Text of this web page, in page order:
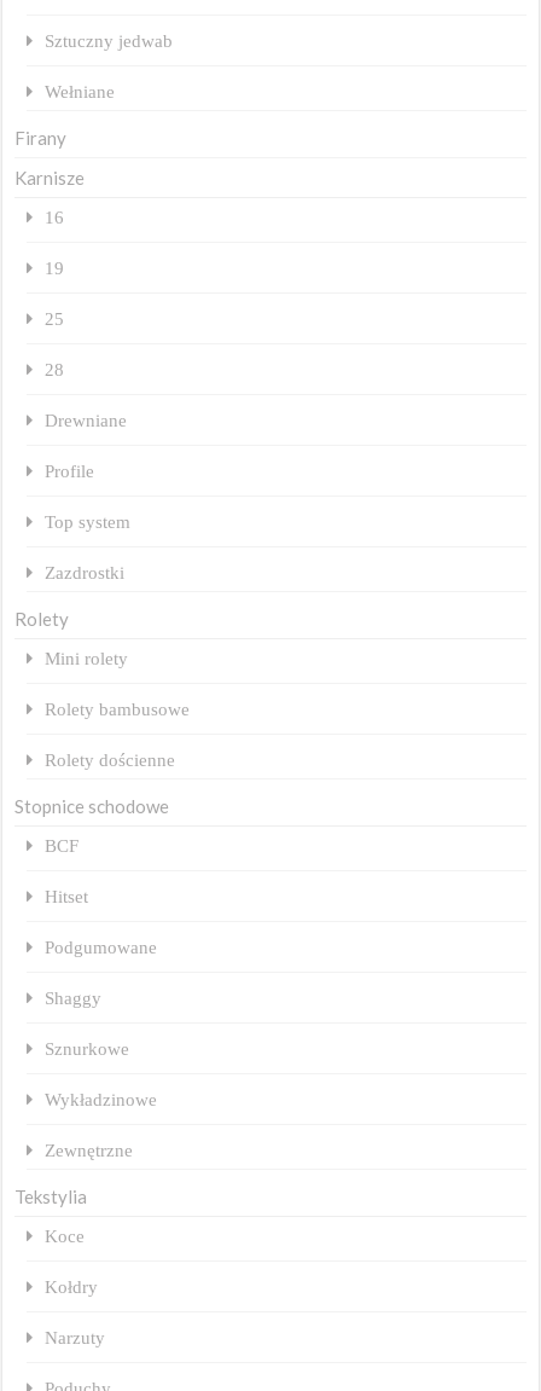
Sztuczny jedwab
Wełniane
Firany
Karnisze
16
19
25
28
Drewniane
Profile
Top system
Zazdrostki
Rolety
Mini rolety
Rolety bambusowe
Rolety dościenne
Stopnice schodowe
BCF
Hitset
Podgumowane
Shaggy
Sznurkowe
Wykładzinowe
Zewnętrzne
Tekstylia
Koce
Kołdry
Narzuty